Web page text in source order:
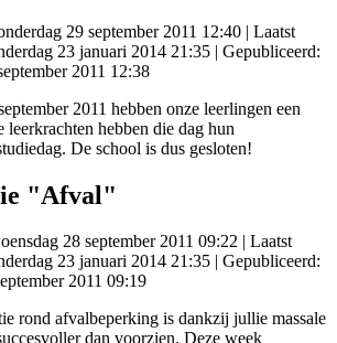
29 september 2011 12:40 | Laatst
23 januari 2014 21:35 | Gepubliceerd:
2011 12:38
2011 hebben onze leerlingen een
hebben die dag hun
De school is dus gesloten!
"Afval"
28 september 2011 09:22 | Laatst
23 januari 2014 21:35 | Gepubliceerd:
2011 09:19
rond afvalbeperking is dankzij jullie massale
dan voorzien. Deze week